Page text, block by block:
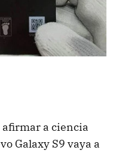
afirmar a ciencia
Galaxy S9 vaya a